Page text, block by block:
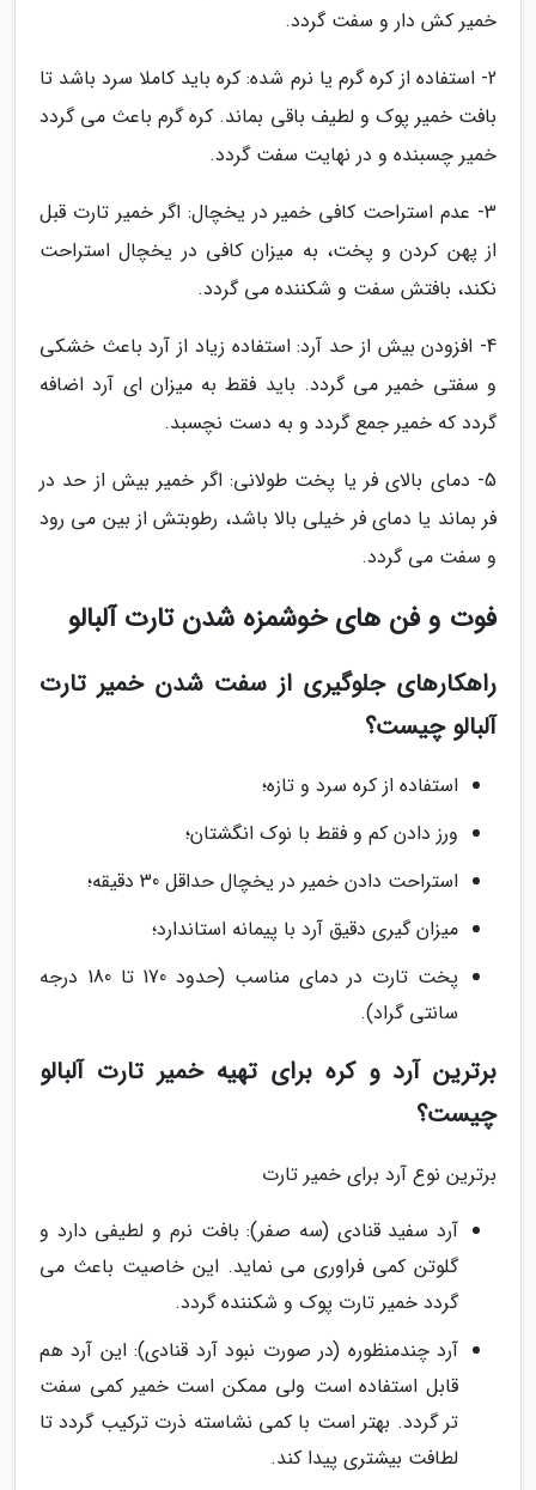
خمیر کش دار و سفت گردد.
2- استفاده از کره گرم یا نرم شده: کره باید کاملا سرد باشد تا
بافت خمیر پوک و لطیف باقی بماند. کره گرم باعث می گردد
خمیر چسبنده و در نهایت سفت گردد.
3- عدم استراحت کافی خمیر در یخچال: اگر خمیر تارت قبل
از پهن کردن و پخت، به میزان کافی در یخچال استراحت
نکند، بافتش سفت و شکننده می گردد.
4- افزودن بیش از حد آرد: استفاده زیاد از آرد باعث خشکی
و سفتی خمیر می گردد. باید فقط به میزان ای آرد اضافه
گردد که خمیر جمع گردد و به دست نچسبد.
5- دمای بالای فر یا پخت طولانی: اگر خمیر بیش از حد در
فر بماند یا دمای فر خیلی بالا باشد، رطوبتش از بین می رود
و سفت می گردد.
فوت و فن های خوشمزه شدن تارت آلبالو
راهکارهای جلوگیری از سفت شدن خمیر تارت
آلبالو چیست؟
استفاده از کره سرد و تازه؛
ورز دادن کم و فقط با نوک انگشتان؛
استراحت دادن خمیر در یخچال حداقل 30 دقیقه؛
میزان گیری دقیق آرد با پیمانه استاندارد؛
پخت تارت در دمای مناسب (حدود 170 تا 180 درجه
سانتی گراد).
برترین آرد و کره برای تهیه خمیر تارت آلبالو
چیست؟
برترین نوع آرد برای خمیر تارت
آرد سفید قنادی (سه صفر): بافت نرم و لطیفی دارد و
گلوتن کمی فراوری می نماید. این خاصیت باعث می
گردد خمیر تارت پوک و شکننده گردد.
آرد چندمنظوره (در صورت نبود آرد قنادی): این آرد هم
قابل استفاده است ولی ممکن است خمیر کمی سفت
تر گردد. بهتر است با کمی نشاسته ذرت ترکیب گردد تا
لطافت بیشتری پیدا کند.